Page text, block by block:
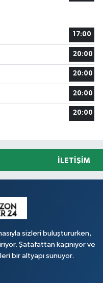
17:00
20:00
20:00
20:00
20:00
İLETIŞIM
sizleri buluştururken,
Şatafattan kaçınıyor ve
bir altyapı sunuyor.